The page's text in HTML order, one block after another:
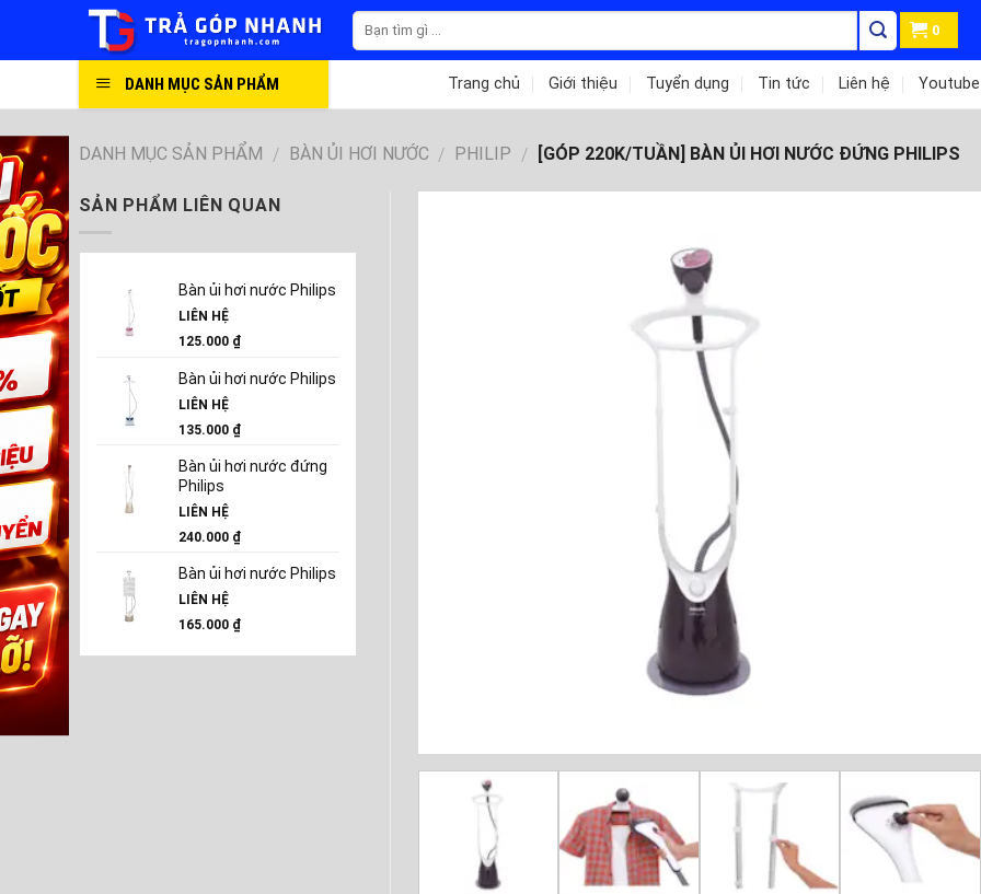
0
DANH MỤC SẢN PHẨM Trang chủ Giới thiệu Tuyển dụng Tin tức Liên hệ
DANH MỤC SẢN PHẨM / BÀN ỦI HƠI NƯỚC / PHILIP / [GÓP 220K/TUẦN] BÀN ỦI HƠI NƯỚC ĐỨNG PHILIPS
SẢN PHẨM LIÊN QUAN
Bàn ủi hơi nước Philips
LIÊN HỆ
125.000 ₫
Bàn ủi hơi nước Philips
LIÊN HỆ
135.000 ₫
Bàn ủi hơi nước đứng
Philips
LIÊN HỆ
240.000 ₫
Bàn ủi hơi nước Philips
LIÊN HỆ
165.000 ₫